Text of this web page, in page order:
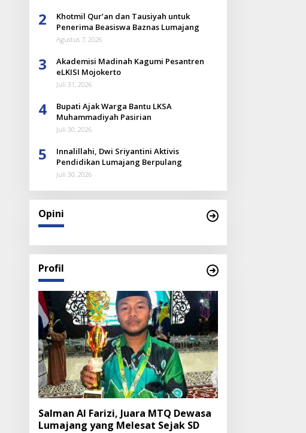
2
Khotmil Qur’an dan Tausiyah untuk
Penerima Beasiswa Baznas Lumajang
Agustus 7, 2026
3
Akademisi Madinah Kagumi Pesantren
eLKISI Mojokerto
Juli 31, 2026
4
Bupati Ajak Warga Bantu LKSA
Muhammadiyah Pasirian
Juli 30, 2026
5
Innalillahi, Dwi Sriyantini Aktivis
Pendidikan Lumajang Berpulang
Juli 30, 2026
Opini
Profil
Salman Al Farizi, Juara MTQ Dewasa
Lumajang yang Melesat Sejak SD